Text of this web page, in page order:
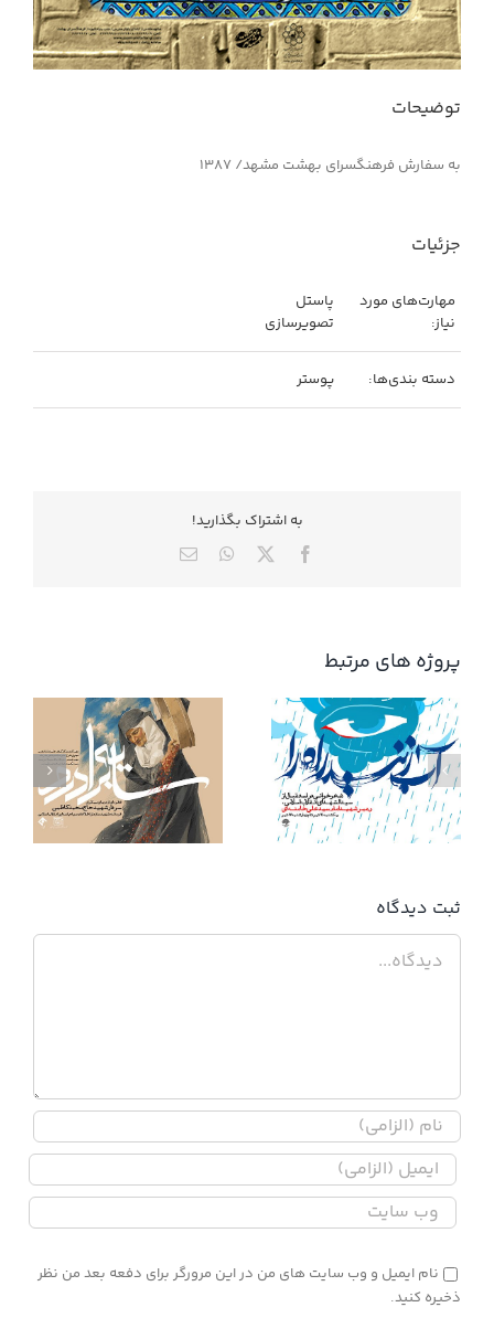
توضیحات
به سفارش فرهنگسرای بهشت مشهد/ ۱۳۸۷
جزئیات
مهارت‌های مورد
نیاز:
پاستل
تصویرسازی
دسته بندی‌ها: پوستر
به اشتراك بگذاريد!
Facebook
X
WhatsApp
ایمیل
پروژه های مرتبط
آب زنید راه را
ثبت ديدگاه
دیدگاه
نام ایمیل و وب سایت های من در این مرورگر برای دفعه بعد من نظر
ذخیره کنید.